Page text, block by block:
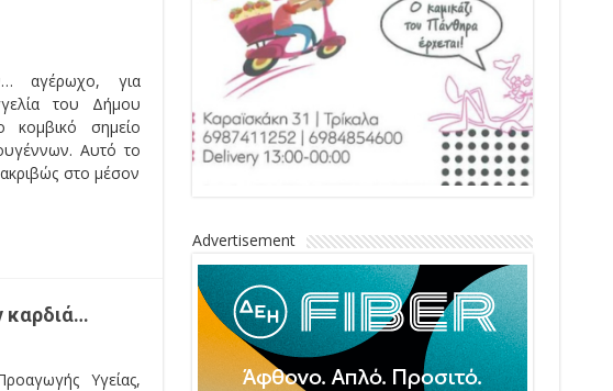
αγέρωχο, για
του Δήμου
σημείο
Αυτό το
στο μέσον
καρδιά…
Υγείας,
Advertisement